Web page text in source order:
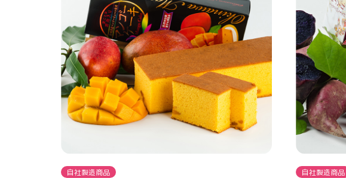
自社製造商品 自社製造商品